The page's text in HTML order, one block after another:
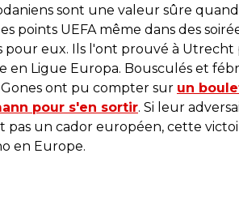
sont une valeur sûre
points UEFA même dans des
pour eux. Ils l'ont prouvé à Utrecht
en Ligue Europa. Bousculés et
ont pu compter sur un
pour s'en sortir. Si leur
pas un cador européen, cette
en Europe.